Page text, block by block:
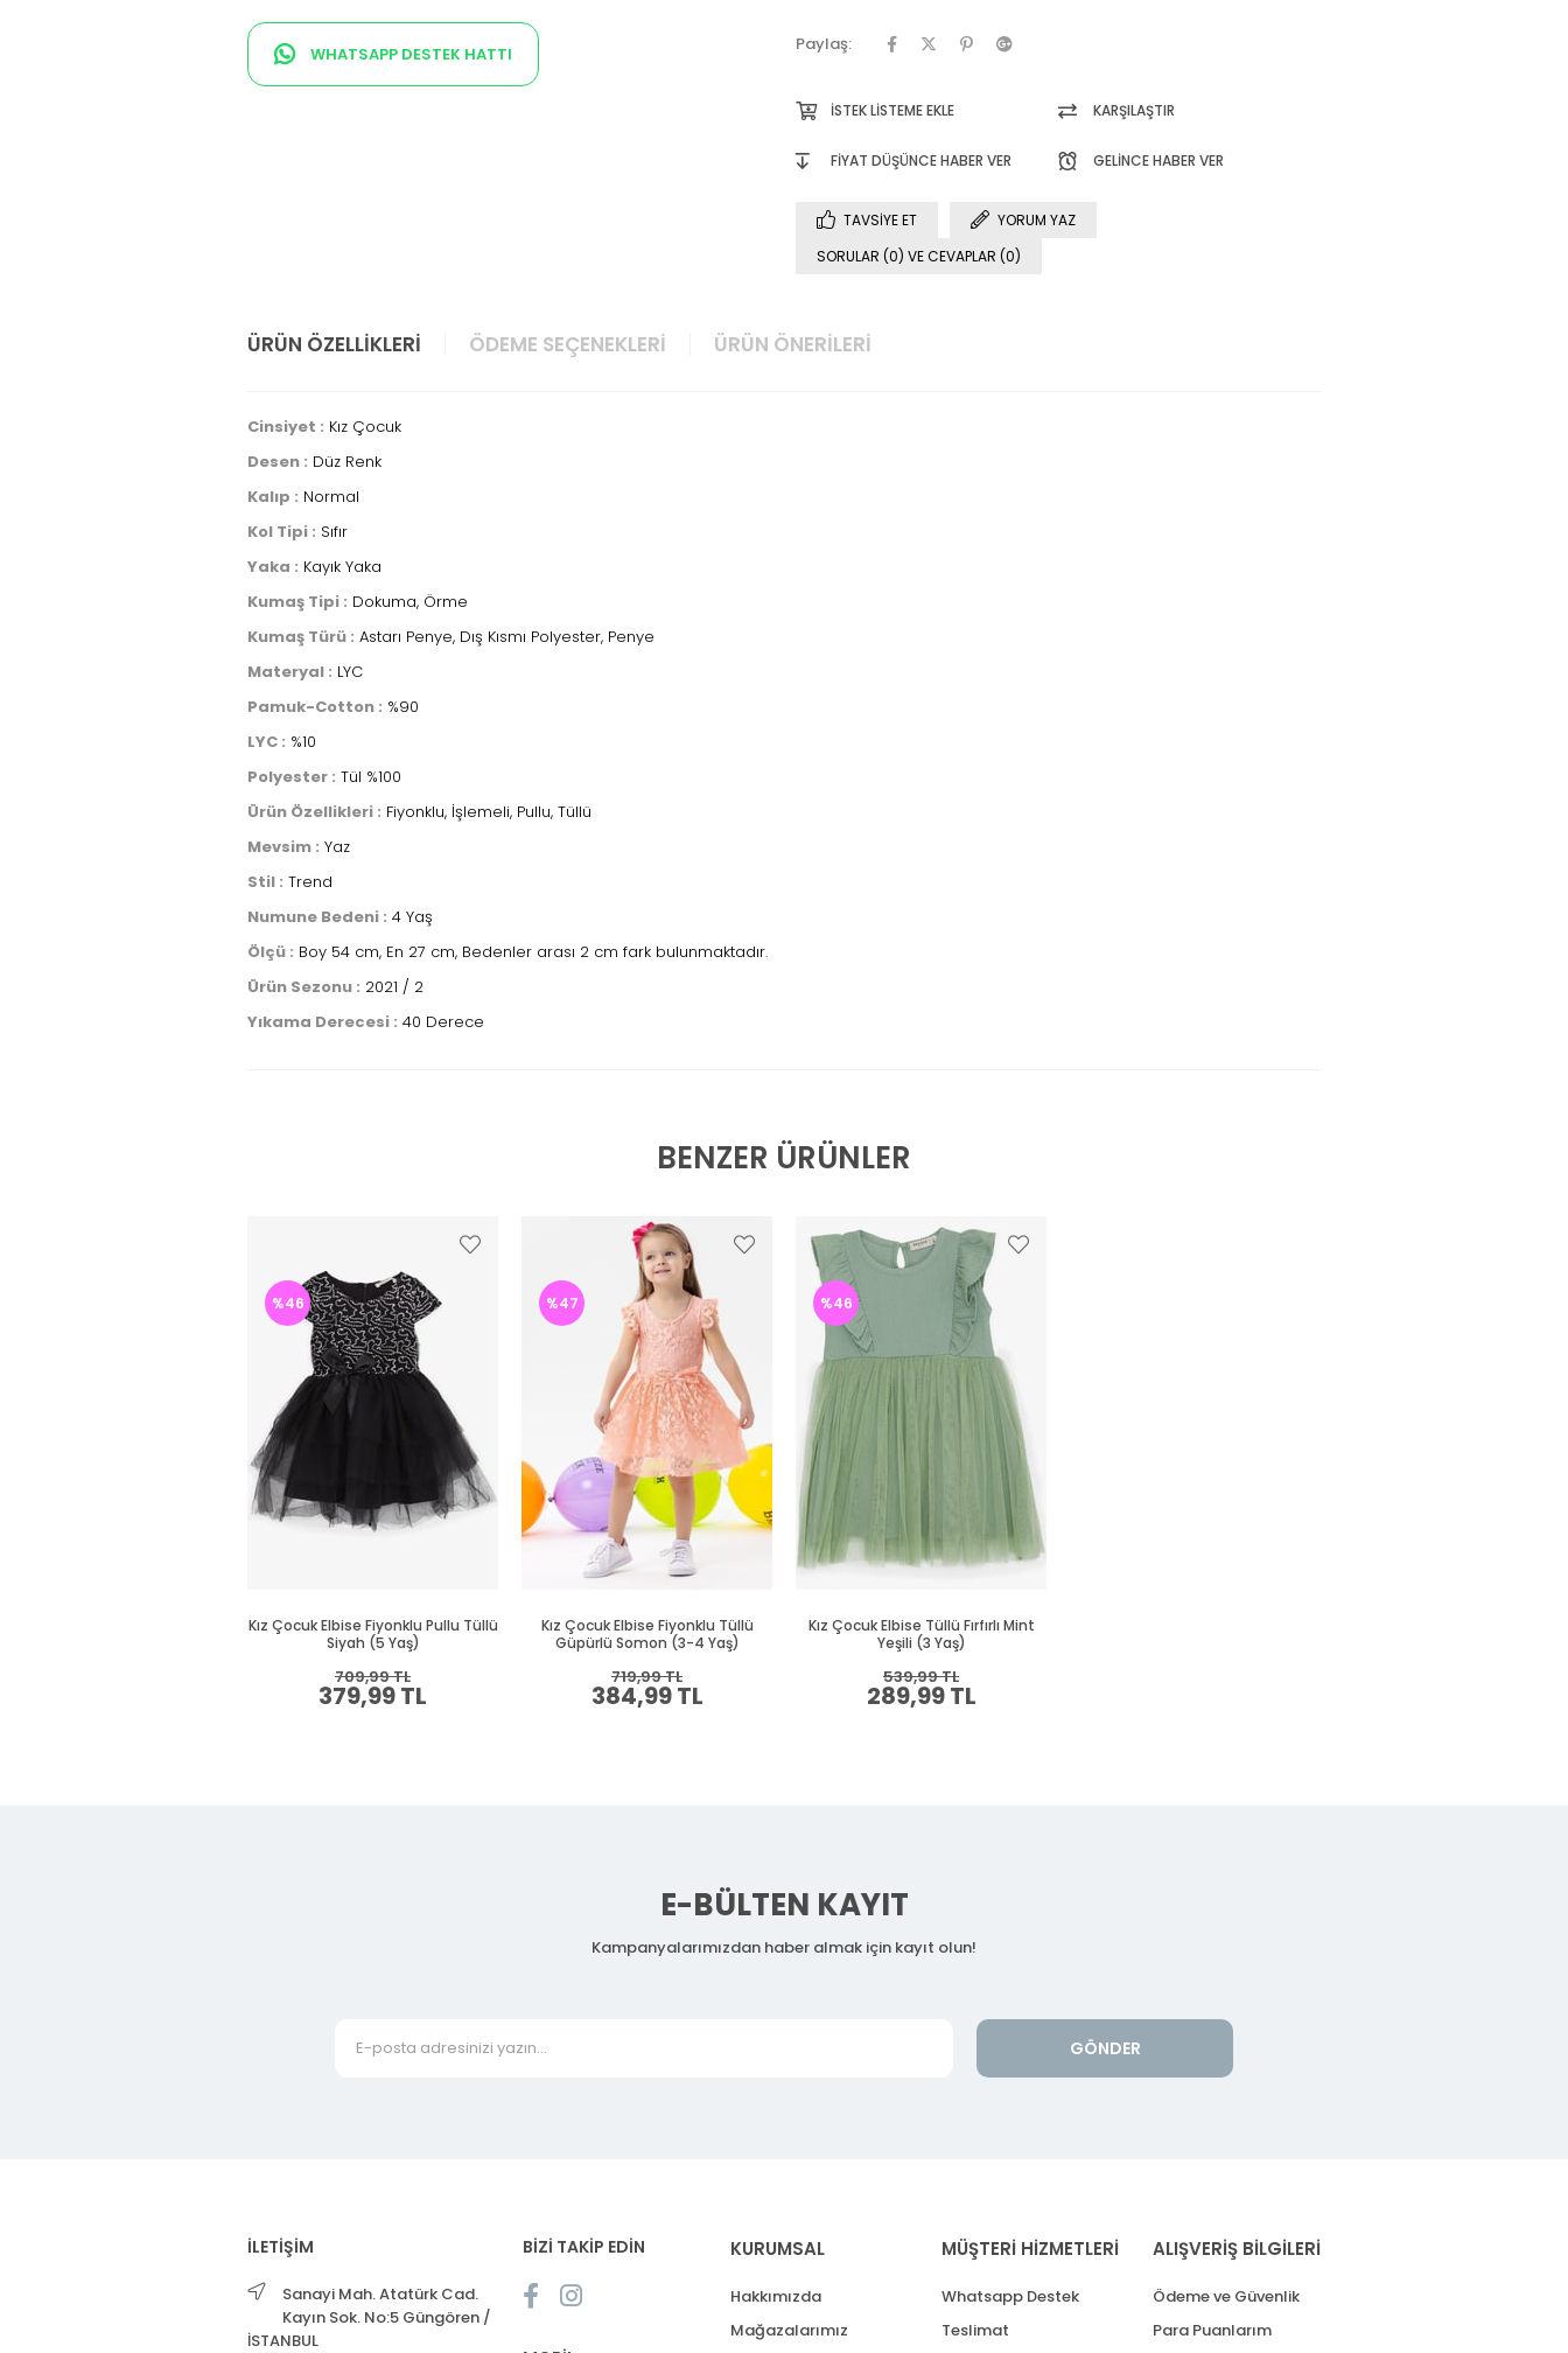
WHATSAPP DESTEK HATTI Paylaş:
İSTEK LISTEME EKLE KARŞILAŞTIR
FIYAT DÜŞÜNCE HABER VER GELINCE HABER VER
TAVSIYE ET
YORUM YAZ
SORULAR (0) VE CEVAPLAR (0)
ÜRÜN ÖZELLIKLERI ÖDEME SEÇENEKLERI ÜRÜN ÖNERILERI
Cinsiyet : Kız Çocuk
Desen : Düz Renk
Kalıp : Normal
Kol Tipi : Sıfır
Yaka : Kayık Yaka
Kumaş Tipi : Dokuma, Örme
Kumaş Türü : Astarı Penye, Dış Kısmı Polyester, Penye
Materyal : LYC
Pamuk-Cotton : %90
LYC : %10
Polyester : Tül %100
Ürün Özellikleri : Fiyonklu, İşlemeli, Pullu, Tüllü
Mevsim : Yaz
Stil : Trend
Numune Bedeni : 4 Yaş
Ölçü : Boy 54 cm, En 27 cm, Bedenler arası 2 cm fark bulunmaktadır.
Ürün Sezonu : 2021 / 2
Yıkama Derecesi : 40 Derece
BENZER ÜRÜNLER
Kız Çocuk Elbise Fiyonklu Pullu Tüllü
Siyah (5 Yaş)
379,99 TL
709,99 TL
%46
Kız Çocuk Elbise Fiyonklu Tüllü
Güpürlü Somon (3-4 Yaş)
384,99 TL
719,99 TL
%47
Kız Çocuk Elbise Tüllü Fırfırlı Mint
Yeşili (3 Yaş)
289,99 TL
539,99 TL
%46
E-BÜLTEN KAYIT
Kampanyalarımızdan haber almak için kayıt olun!
GÖNDER
İLETİŞİM
Sanayi Mah. Atatürk Cad.
Kayın Sok. No:5 Güngören /
İSTANBUL
BİZİ TAKİP EDİN KURUMSAL
Hakkımızda
Mağazalarımız
MÜŞTERİ HİZMETLERİ
Whatsapp Destek
Teslimat
ALIŞVERİŞ BİLGİLERİ
Ödeme ve Güvenlik
Para Puanlarım